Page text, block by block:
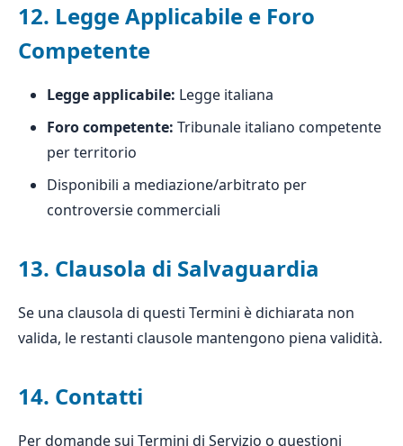
12. Legge Applicabile e Foro
Competente
Legge applicabile: Legge italiana
Foro competente: Tribunale italiano competente
per territorio
Disponibili a mediazione/arbitrato per
controversie commerciali
13. Clausola di Salvaguardia
Se una clausola di questi Termini è dichiarata non
valida, le restanti clausole mantengono piena validità.
14. Contatti
Per domande sui Termini di Servizio o questioni